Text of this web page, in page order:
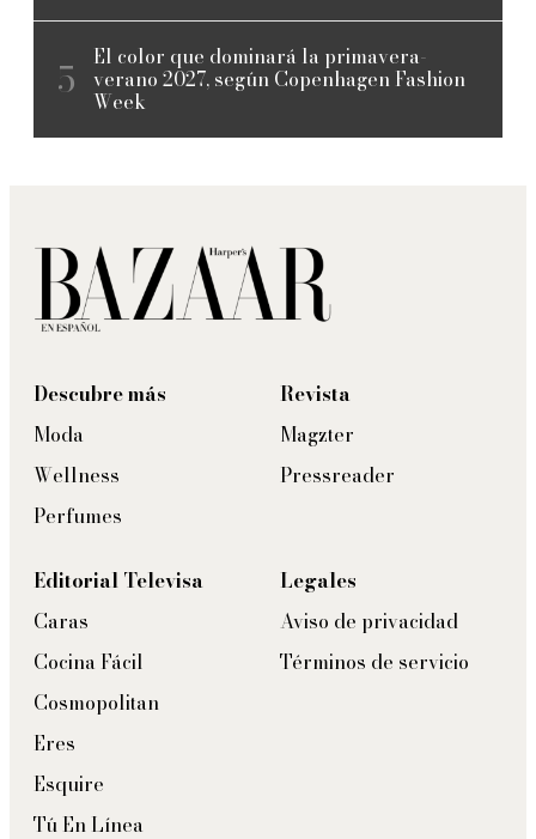
El color que dominará la primavera-
verano 2027, según Copenhagen Fashion
Week
Descubre más
Moda
Wellness
Perfumes
Revista
Magzter
Pressreader
Editorial Televisa
Caras
Cocina Fácil
Cosmopolitan
Eres
Esquire
Tú En Línea
Legales
Aviso de privacidad
Términos de servicio